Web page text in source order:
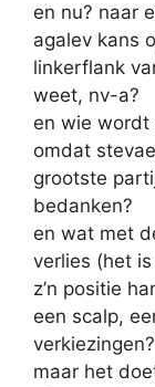
en nu? naar
agalev kans
linkerflank
weet, nv-a?
en wie wordt
omdat
grootste
bedanken?
en wat met
verlies (het
z’n positie
een scalp,
verkiezingen?
maar het